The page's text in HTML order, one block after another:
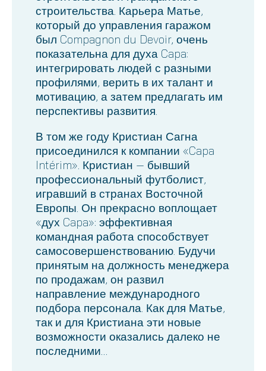
строительства. Карьера Матье,
который до управления гаражом
был Compagnon du Devoir, очень
показательна для духа Capa:
интегрировать людей с разными
профилями, верить в их талант и
мотивацию, а затем предлагать им
перспективы развития.
В том же году Кристиан Сагна
присоединился к компании «Capa
Intérim». Кристиан — бывший
профессиональный футболист,
игравший в странах Восточной
Европы. Он прекрасно воплощает
«дух Capa»: эффективная
командная работа способствует
самосовершенствованию. Будучи
принятым на должность менеджера
по продажам, он развил
направление международного
подбора персонала. Как для Матье,
так и для Кристиана эти новые
возможности оказались далеко не
последними…